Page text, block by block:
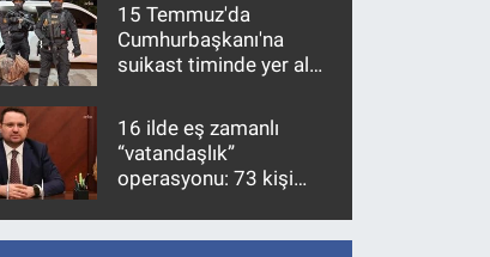
15 Temmuz'da
Cumhurbaşkanı'na
suikast timinde yer alan
10 yıl sonra yakalandı
16 ilde eş zamanlı
“vatandaşlık”
operasyonu: 73 kişi